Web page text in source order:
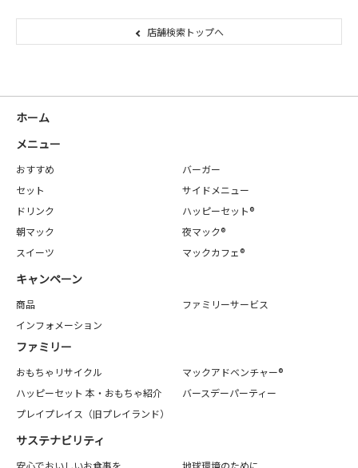
店舗検索トップへ
ホーム
メニュー
おすすめ
バーガー
セット
サイドメニュー
ドリンク
ハッピーセット®
朝マック
夜マック®
スイーツ
マックカフェ®
キャンペーン
商品
ファミリーサービス
インフォメーション
ファミリー
おもちゃリサイクル
マックアドベンチャー®
ハッピーセット 本・おもちゃ紹介
バースデーパーティー
プレイプレイス（旧プレイランド）
サステナビリティ